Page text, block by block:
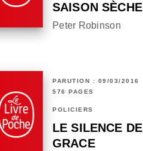
SAISON SÈCHE
Peter Robinson
PARUTION : 09/03/2016
576 PAGES
POLICIERS
LE SILENCE DE
GRACE